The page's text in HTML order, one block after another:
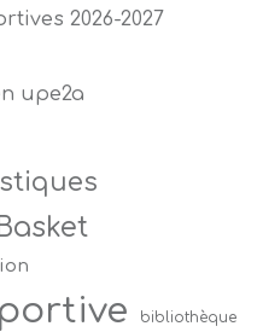
2026-2027
upe2a
bibliothèque